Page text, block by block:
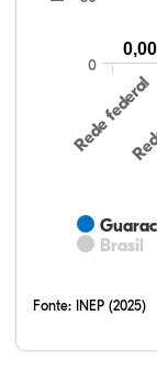
Brasil
Rede federal
0
Fonte: INEP (2025)